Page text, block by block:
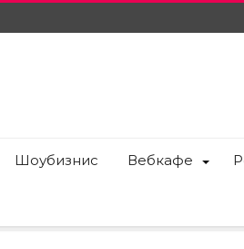
Шоубизнис Вебкафе